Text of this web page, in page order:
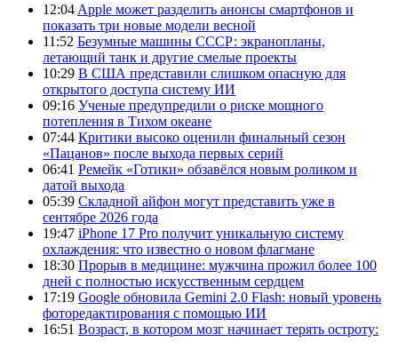
12:04 Apple может разделить анонсы смартфонов и
показать три новые модели весной
11:52 Безумные машины СССР: экранопланы,
летающий танк и другие смелые проекты
10:29 В США представили слишком опасную для
открытого доступа систему ИИ
09:16 Ученые предупредили о риске мощного
потепления в Тихом океане
07:44 Критики высоко оценили финальный сезон
«Пацанов» после выхода первых серий
06:41 Ремейк «Готики» обзавёлся новым роликом и
датой выхода
05:39 Складной айфон могут представить уже в
сентябре 2026 года
19:47 iPhone 17 Pro получит уникальную систему
охлаждения: что известно о новом флагмане
18:30 Прорыв в медицине: мужчина прожил более 100
дней с полностью искусственным сердцем
17:19 Google обновила Gemini 2.0 Flash: новый уровень
фоторедактирования с помощью ИИ
16:51 Возраст, в котором мозг начинает терять остроту: